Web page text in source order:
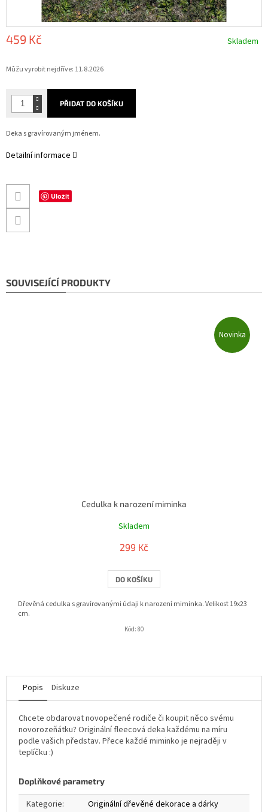
459 Kč
cena:
Skladem
Můžu vyrobit nejdříve: 11.8.2026
PŘIDAT DO KOŠÍKU
Deka s gravírovaným jménem.
Detailní informace
Uložit
SOUVISEJÍCÍ PRODUKTY
Novinka
Cedulka k narození miminka
Skladem
299 Kč
DO KOŠÍKU
Dřevěná cedulka s gravírovanými údaji k narození miminka. Velikost 19x23
cm.
Kód: 80
Popis Diskuze
Chcete obdarovat novopečené rodiče či koupit něco svému
novorozeňátku? Originální fleecová deka každému na míru
podle vašich představ. Přece každé miminko je nejraději v
teplíčku :)
Doplňkové parametry
Kategorie:
Originální dřevěné dekorace a dárky